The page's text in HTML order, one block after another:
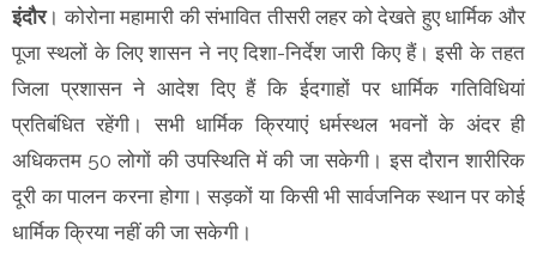
इंदौर। कोरोना महामारी की संभावित तीसरी लहर को देखते हुए धार्मिक और
पूजा स्थलों के लिए शासन ने नए दिशा-निर्देश जारी किए हैं। इसी के तहत
जिला प्रशासन ने आदेश दिए हैं कि ईदगाहों पर धार्मिक गतिविधियां
प्रतिबंधित रहेंगी। सभी धार्मिक क्रियाएं धर्मस्थल भवनों के अंदर ही
अधिकतम 50 लोगों की उपस्थिति में की जा सकेगी। इस दौरान शारीरिक
दूरी का पालन करना होगा। सड़कों या किसी भी सार्वजनिक स्थान पर कोई
धार्मिक क्रिया नहीं की जा सकेगी।